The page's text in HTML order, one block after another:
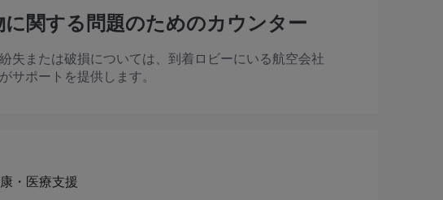
に関する問題のためのカウンター
失または破損については、到着ロビーにいる航空会社
サポートを提供します。